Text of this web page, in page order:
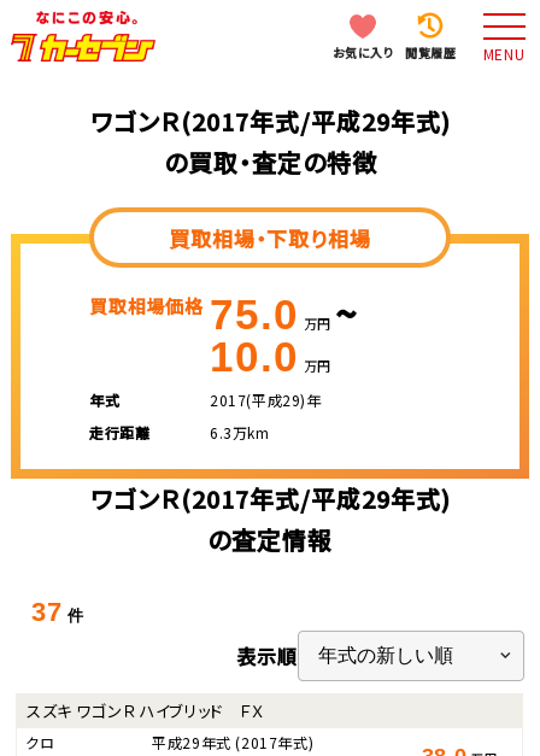
お気に入り 閲覧履歴 MENU
ワゴンＲ(2017年式/平成29年式)
の買取・査定の特徴
買取相場・下取り相場
買取相場価格 75.0 万円 ~
10.0 万円
年式
2017(平成29)年
走行距離
6.3万km
ワゴンＲ(2017年式/平成29年式)
の査定情報
37 件
表示順
スズキ ワゴンＲ ハイブリッド ＦＸ
クロ 平成29年式(2017年式)